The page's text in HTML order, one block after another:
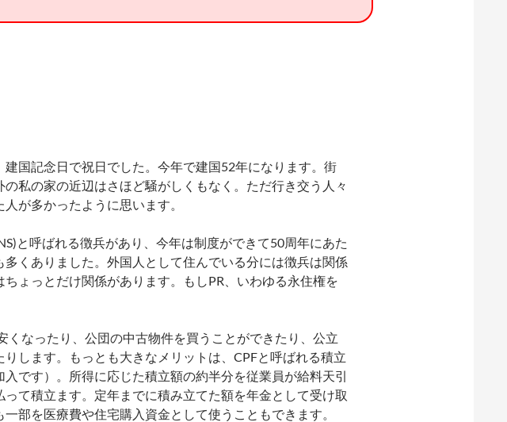
国記念日で祝日でした。今年で建国52年になります。街
私の家の近辺はさほど騒がしくもなく。ただ行き交う人々
が多かったように思います。
と呼ばれる徴兵があり、今年は制度ができて50周年にあた
くありました。外国人として住んでいる分には徴兵は関係
ょっとだけ関係があります。もしPR、いわゆる永住権を
くなったり、公団の中古物件を買うことができたり、公立
します。もっとも大きなメリットは、CPFと呼ばれる積立
です）。所得に応じた積立額の約半分を従業員が給料天引
て積立ます。定年までに積み立てた額を年金として受け取
部を医療費や住宅購入資金として使うこともできます。